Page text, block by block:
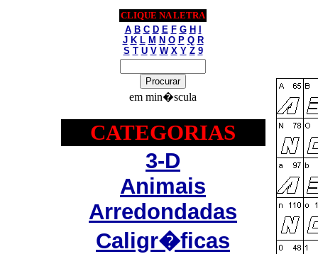
CLIQUE NA LETRA
A B C D E F G H
J K L M N O P Q R
S T U V W X Y Z 9
em min�scula
CATEGORIAS
3-D
Animais
Arredondadas
Caligr�ficas